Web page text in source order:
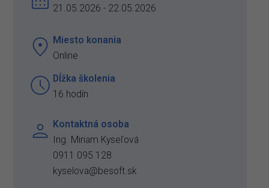
21.05.2026 - 22.05.2026
Miesto konania
Online
Dĺžka školenia
16 hodín
Kontaktná osoba
Ing. Miriam Kyseľová
0911 095 128
kyselova@besoft.sk